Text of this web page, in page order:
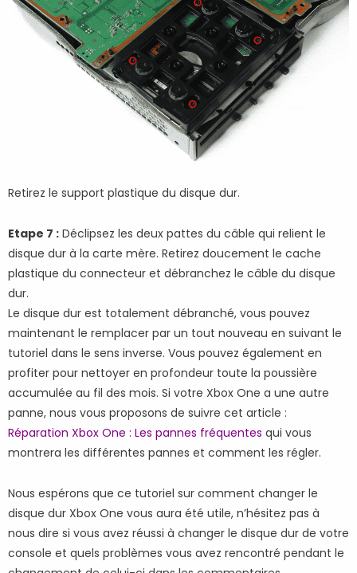
Retirez le support plastique du disque dur.
Etape 7 : Déclipsez les deux pattes du câble qui relient le
disque dur à la carte mère. Retirez doucement le cache
plastique du connecteur et débranchez le câble du disque
dur.
Le disque dur est totalement débranché, vous pouvez
maintenant le remplacer par un tout nouveau en suivant le
tutoriel dans le sens inverse. Vous pouvez également en
profiter pour nettoyer en profondeur toute la poussière
accumulée au fil des mois. Si votre Xbox One a une autre
panne, nous vous proposons de suivre cet article :
Réparation Xbox One : Les pannes fréquentes qui vous
montrera les différentes pannes et comment les régler.
Nous espérons que ce tutoriel sur comment changer le
disque dur Xbox One vous aura été utile, n’hésitez pas à
nous dire si vous avez réussi à changer le disque dur de votre
console et quels problèmes vous avez rencontré pendant le